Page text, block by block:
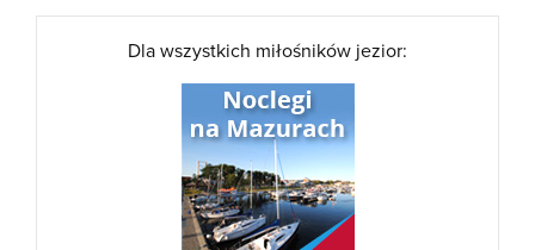
Dla wszystkich miłośników jezior: